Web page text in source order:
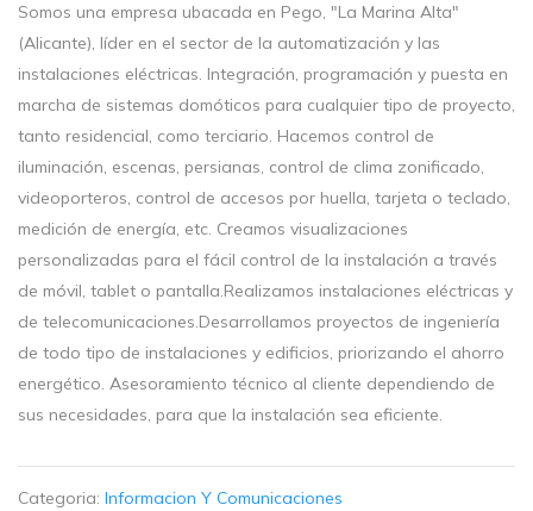
Somos una empresa ubacada en Pego, "La Marina Alta"
(Alicante), líder en el sector de la automatización y las
instalaciones eléctricas. Integración, programación y puesta en
marcha de sistemas domóticos para cualquier tipo de proyecto,
tanto residencial, como terciario. Hacemos control de
iluminación, escenas, persianas, control de clima zonificado,
videoporteros, control de accesos por huella, tarjeta o teclado,
medición de energía, etc. Creamos visualizaciones
personalizadas para el fácil control de la instalación a través
de móvil, tablet o pantalla.Realizamos instalaciones eléctricas y
de telecomunicaciones.Desarrollamos proyectos de ingeniería
de todo tipo de instalaciones y edificios, priorizando el ahorro
energético. Asesoramiento técnico al cliente dependiendo de
sus necesidades, para que la instalación sea eficiente.
Categoria: Informacion Y Comunicaciones